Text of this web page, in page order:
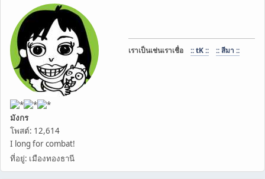
มังกร
โพสต์: 12,614
I long for combat!
ที่อยู่: เมืองทองธานี
เราเป็นเช่นเราเชื่อ :: tK :: :: สีมา ::